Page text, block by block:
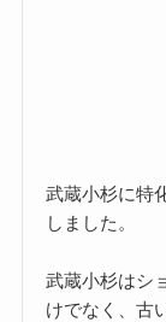
武蔵小杉に特
しました。
武蔵小杉はシ
けでなく、古